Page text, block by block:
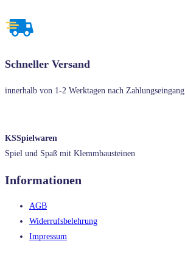
Schneller Versand
innerhalb von 1-2 Werktagen nach Zahlungseingang
KSSpielwaren
Spiel und Spaß mit Klemmbausteinen
Informationen
AGB
Widerrufsbelehrung
Impressum